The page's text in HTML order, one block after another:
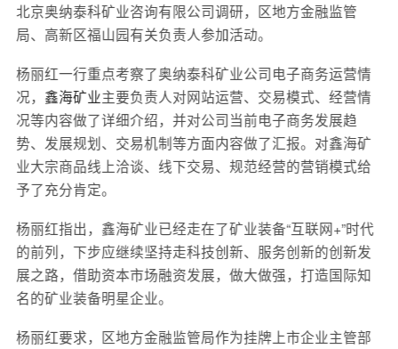
北京奥纳泰科矿业咨询有限公司调研，区地方金融监管
局、高新区福山园有关负责人参加活动。
杨丽红一行重点考察了奥纳泰科矿业公司电子商务运营情
况， 鑫海矿业主要负责人对网站运营、交易模式、经营情
况等内容做了详细介绍，并对公司当前电子商务发展趋
势、发展规划、交易机制等方面内容做了汇报。对鑫海矿
业大宗商品线上洽谈、线下交易、规范经营的营销模式给
予了充分肯定。
杨丽红指出，鑫海矿业已经走在了矿业装备“互联网+”时代
的前列，下步应继续坚持走科技创新、服务创新的创新发
展之路，借助资本市场融资发展，做大做强，打造国际知
名的矿业装备明星企业。
杨丽红要求，区地方金融监管局作为挂牌上市企业主管部